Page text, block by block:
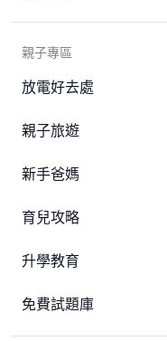
親子專區
放電好去處
親子旅遊
新手爸媽
育兒攻略
升學教育
免費試題庫